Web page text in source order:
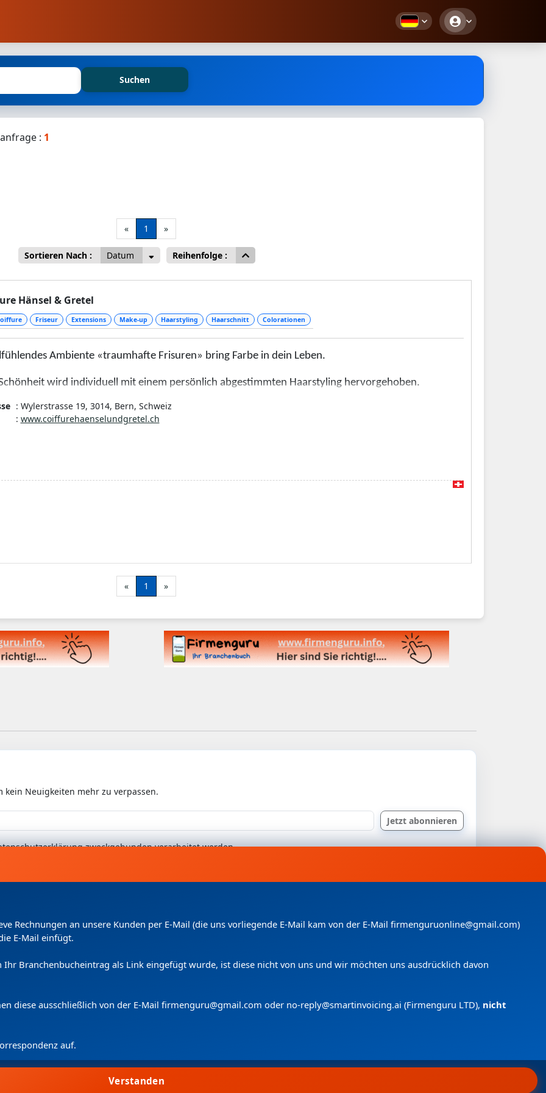
Suchen
: 1
« 1 »
Sortieren Nach : Datum Reihenfolge :
Hänsel & Gretel
Friseur Extensions Make-up Haarstyling Haarschnitt Colorationen
Ambiente «traumhafte Frisuren» bring Farbe in dein Leben.
wird individuell mit einem persönlich abgestimmten Haarstyling hervorgehoben.
Farben, trendige Haarschnitte,
: Wylerstrasse 19, 3014, Bern, Schweiz
: www.coiffurehaenselundgretel.ch
« 1 »
Neuigkeiten mehr zu verpassen.
zweckgebunden verarbeitet werden.
Copyright(c) 2024 by Firmenguru Ltd | alle Rechte vorbehalten
Wir verwenden Cookies.
Allen zustimmen
Rechnungen an unsere Kunden per E-Mail (die uns vorliegende E-Mail kam von der E-Mail firmenguruonline@gmail.com)
E-Mail einfügt.
Branchenbucheintrag als Link eingefügt wurde, ist diese nicht von uns und wir möchten uns ausdrücklich davon
diese ausschließlich von der E-Mail firmenguru@gmail.com oder no-reply@smartinvoicing.ai (Firmenguru LTD), nicht
auf.
Verstanden